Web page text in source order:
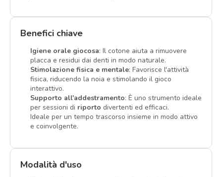
Benefici chiave
Igiene orale giocosa: Il cotone aiuta a rimuovere
placca e residui dai denti in modo naturale.
Stimolazione fisica e mentale: Favorisce l'attività
fisica, riducendo la noia e stimolando il gioco
interattivo.
Supporto all'addestramento: È uno strumento ideale
per sessioni di riporto divertenti ed efficaci.
Ideale per un tempo trascorso insieme in modo attivo
e coinvolgente.
Modalità d'uso